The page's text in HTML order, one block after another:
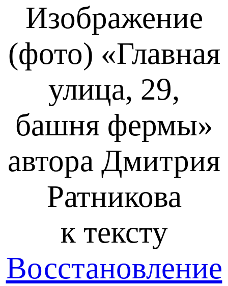
Изображение
(фото) «Главная
улица, 29,
башня фермы»
автора Дмитрия
Ратникова
к тексту
Восстановление